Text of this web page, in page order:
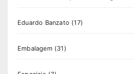
Eduardo Banzato (17)
Embalagem(31)